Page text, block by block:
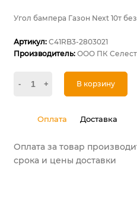
Угол бампера Газон Next 10т
Артикул: C41RB3-2803021
Производитель: ООО ПК
- + В корзину
Оплата Доставка
Оплата за товар
срока и цены доставки